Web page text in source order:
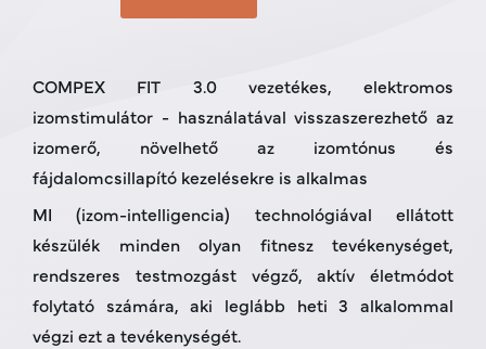
COMPEX FIT 3.0 vezetékes, elektromos
izomstimulátor - használatával visszaszerezhető az
izomerő, növelhető az izomtónus és
fájdalomcsillapító kezelésekre is alkalmas
MI (izom-intelligencia) technológiával ellátott
készülék minden olyan fitnesz tevékenységet,
rendszeres testmozgást végző, aktív életmódot
folytató számára, aki leglább heti 3 alkalommal
végzi ezt a tevékenységét.